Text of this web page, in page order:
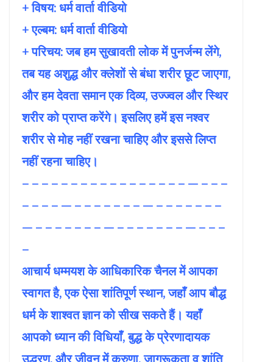
+ विषय: धर्म वार्ता वीडियो
+ एल्बम: धर्म वार्ता वीडियो
+ परिचय: जब हम सुखावती लोक में पुनर्जन्म लेंगे,
तब यह अशुद्ध और क्लेशों से बंधा शरीर छूट जाएगा,
और हम देवता समान एक दिव्य, उज्ज्वल और स्थिर
शरीर को प्राप्त करेंगे। इसलिए हमें इस नश्वर
शरीर से मोह नहीं रखना चाहिए और इससे लिप्त
नहीं रहना चाहिए।
– – – – – – – – – – – – – – – – – — – – –
– – – – — – – – – – – – — – – – – – – –
— – – – – – – – — – – – – – – – — – – –
–
आचार्य धम्मयश के आधिकारिक चैनल में आपका
स्वागत है, एक ऐसा शांतिपूर्ण स्थान, जहाँ आप बौद्ध
धर्म के शाश्वत ज्ञान को सीख सकते हैं। यहाँ
आपको ध्यान की विधियाँ, बुद्ध के प्रेरणादायक
उद्धरण, और जीवन में करुणा, जागरूकता व शांति